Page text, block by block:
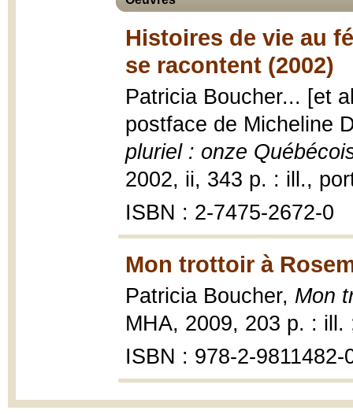
Histoires de vie au
se racontent (2002)
Patricia Boucher... [et
postface de Micheline
pluriel : onze
2002, ii, 343 p. : ill.,
ISBN : 2-7475-2672-0
Mon trottoir à
Patricia Boucher, Mon
MHA, 2009, 203 p. : ill.
ISBN : 978-2-9811482-